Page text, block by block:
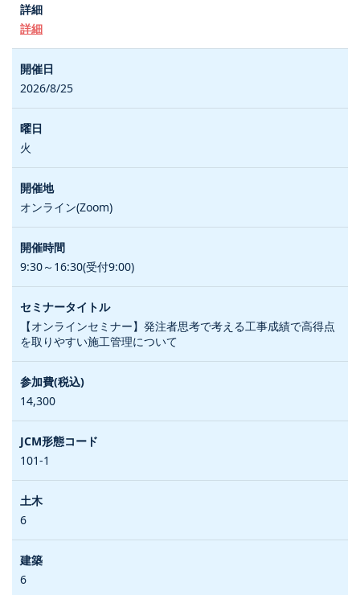
詳細
2026/8/25
火
オンライン(Zoom)
9:30～16:30(受付9:00)
【オンラインセミナー】発注者思考で考える工事成績で高得点
を取りやすい施工管理について
14,300
101-1
6
6